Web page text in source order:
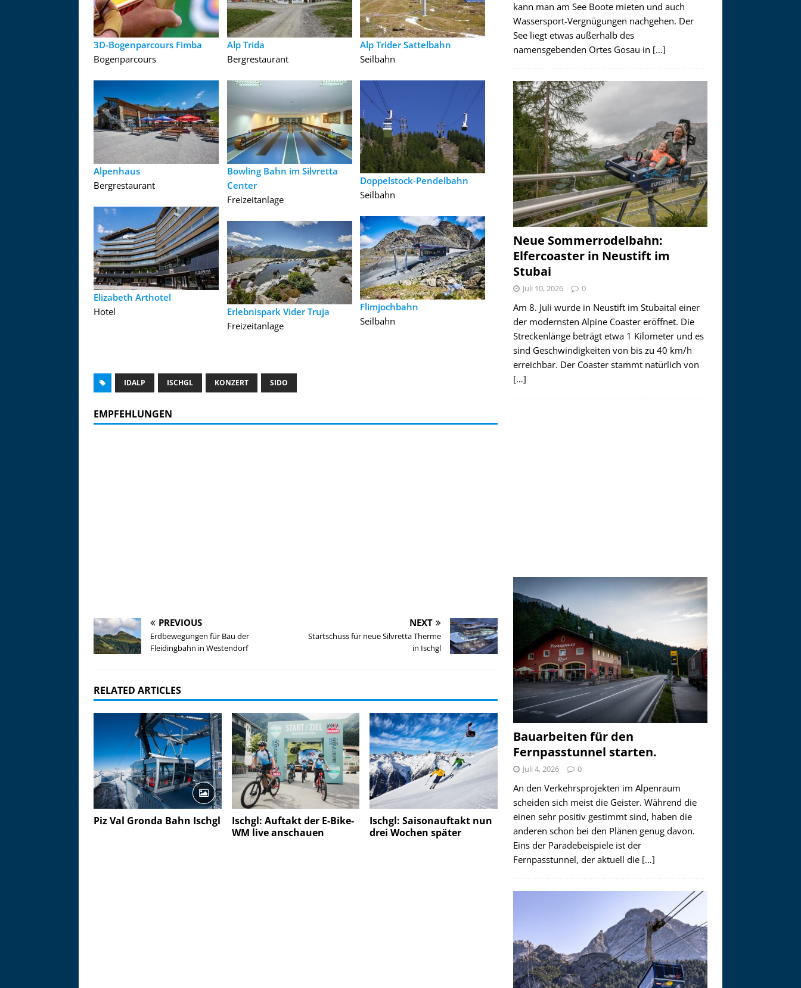
3D-Bogenparcours Fimba
Bogenparcours
Alpenhaus
Bergrestaurant
Elizabeth Arthotel
Hotel
Alp Trida
Bergrestaurant
Bowling Bahn im Silvretta
Center
Freizeitanlage
Erlebnispark Vider Truja
Freizeitanlage
Alp Trider Sattelbahn
Seilbahn
Doppelstock-Pendelbahn
Seilbahn
Flimjochbahn
Seilbahn
IDALP ISCHGL KONZERT SIDO
EMPFEHLUNGEN
PREVIOUS
Erdbewegungen für Bau der
Fleidingbahn in Westendorf
NEXT
Startschuss für neue Silvretta Therme
in Ischgl
RELATED ARTICLES
Piz Val Gronda Bahn Ischgl
Ischgl: Auftakt der E-Bike-
WM live anschauen
Ischgl: Saisonauftakt nun
drei Wochen später
kann man am See Boote mieten und auch
Wassersport-Vergnügungen nachgehen. Der
See liegt etwas außerhalb des
namensgebenden Ortes Gosau in […]
Neue Sommerrodelbahn:
Elfercoaster in Neustift im
Stubai
Juli 10, 2026 0
Am 8. Juli wurde in Neustift im Stubaital einer
der modernsten Alpine Coaster eröffnet. Die
Streckenlänge beträgt etwa 1 Kilometer und es
sind Geschwindigkeiten von bis zu 40 km/h
erreichbar. Der Coaster stammt natürlich von
[…]
Bauarbeiten für den
Fernpasstunnel starten.
Juli 4, 2026 0
An den Verkehrsprojekten im Alpenraum
scheiden sich meist die Geister. Während die
einen sehr positiv gestimmt sind, haben die
anderen schon bei den Plänen genug davon.
Eins der Paradebeispiele ist der
Fernpasstunnel, der aktuell die […]